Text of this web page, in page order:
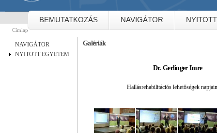
BEMUTATKOZÁS NAVIGÁTOR
Jelenlegi hely
Címlap
NAVIGÁTOR
NYITOTT EGYETEM
Galériák
Dr. Gerlinger Imre
Hallásrehabilitációs lehetőségek